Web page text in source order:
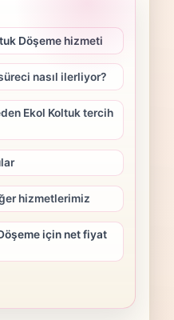
Döşeme hizmeti
nasıl ilerliyor?
Ekol Koltuk tercih
hizmetlerimiz
için net fiyat